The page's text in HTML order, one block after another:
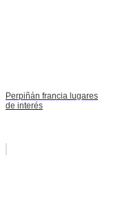
Perpiñán francia lugares
de interés